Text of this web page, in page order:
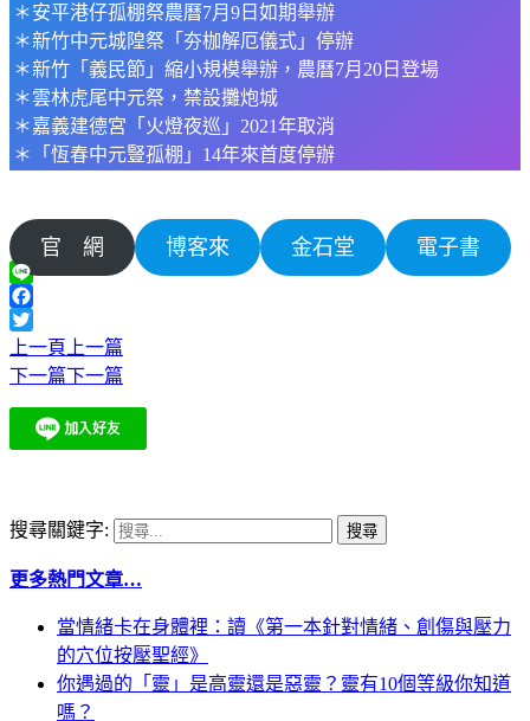
＊安平港仔孤棚祭農曆7月9日如期舉辦
＊新竹中元城隍祭「夯枷解厄儀式」停辦
＊新竹「義民節」縮小規模舉辦，農曆7月20日登場
＊雲林虎尾中元祭，禁設攤炮城
＊嘉義建德宮「火燈夜巡」2021年取消
＊「恆春中元豎孤棚」14年來首度停辦
官 網 博客來 金石堂 電子書
Line
Facebook
Twitter
上一頁 上一篇
下一篇下一篇
搜尋關鍵字:
更多熱門文章…
當情緒卡在身體裡：讀《第一本針對情緒、創傷與壓力
的穴位按壓聖經》
你遇過的「靈」是高靈還是惡靈？靈有10個等級你知道
嗎？